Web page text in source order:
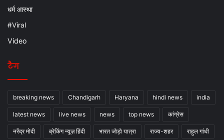
धर्म आस्था
#Viral
Video
टैग
breaking news Chandigarh Haryana hindi news india
latest news live news news top news कांग्रेस
नरेंद्र मोदी ब्रेकिंग न्यूज़ हिंदी भारत जोड़ो यात्रा राज्य-शहर राहुल गांधी